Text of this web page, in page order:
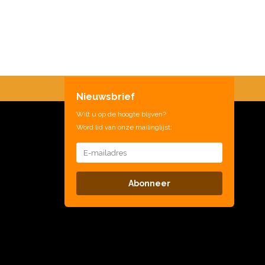
Nieuwsbrief
Wilt u op de hoogte blijven?
Word lid van onze mailinglijst:
Abonneer